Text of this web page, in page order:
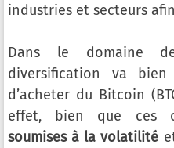
industries et secteurs
Dans le domaine
diversification va
d’acheter du Bitcoin
effet, bien que ces
soumises à la volatilité